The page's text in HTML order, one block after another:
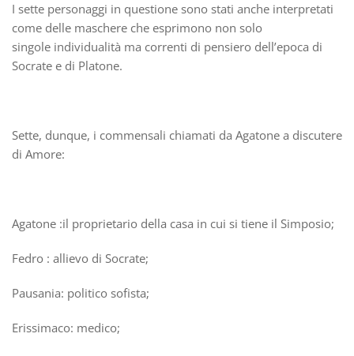
I sette personaggi in questione sono stati anche interpretati
come delle maschere che esprimono non solo
singole individualità ma correnti di pensiero dell’epoca di
Socrate e di Platone.
Sette, dunque, i commensali chiamati da Agatone a discutere
di Amore:
Agatone :il proprietario della casa in cui si tiene il Simposio;
Fedro : allievo di Socrate;
Pausania: politico sofista;
Erissimaco: medico;